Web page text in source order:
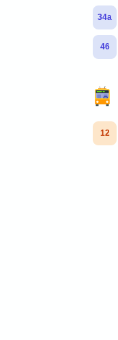
34а
46
12